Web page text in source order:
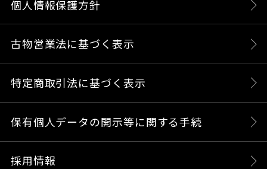
個人情報保護方針
古物営業法に基づく表示
特定商取引法に基づく表示
保有個人データの開示等に関する手続
採用情報